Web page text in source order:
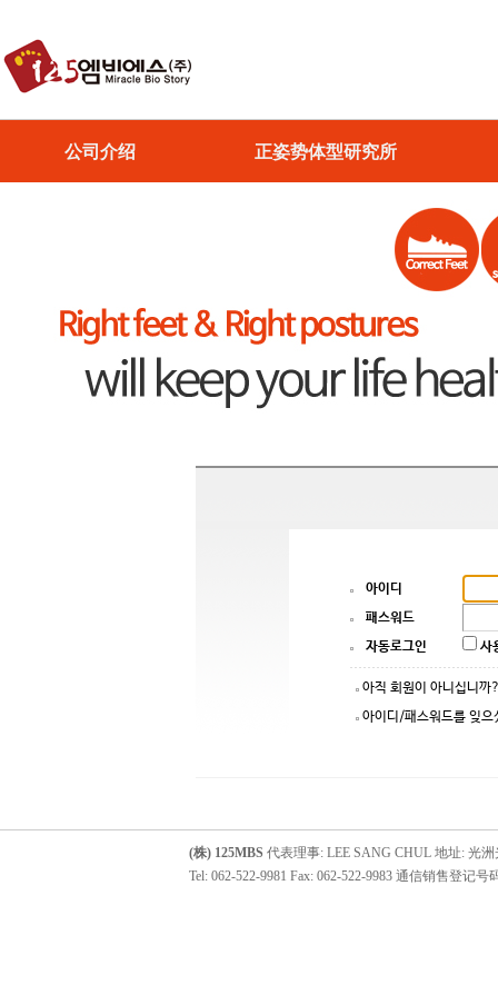
公司介绍 正姿势体型研究所
아이디
패스워드
자동로그인
사
아직 회원이 아니십
아이디/패스워드를 잊
(株) 125MBS 代表理事: LEE SANG CHUL 地址: 光
Tel: 062-522-9981 Fax: 062-522-9983 通信销售登记